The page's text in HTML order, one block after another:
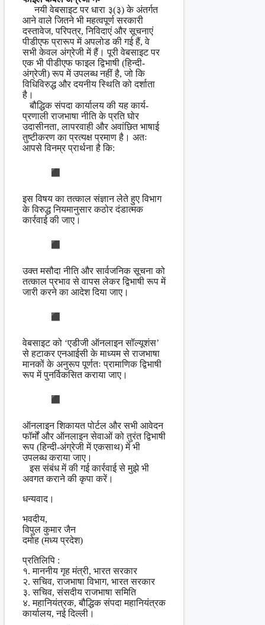
नयी वेबसाइट पर धारा ३(३) के अंतर्गत
आने वाले जितने भी महत्वपूर्ण सरकारी
दस्तावेज, परिपत्र, निविदाएं और सूचनाएं
पीडीएफ प्रारूप में अपलोड की गई हैं, वे
सभी केवल अंग्रेजी में हैं। पूरी वेबसाइट पर
एक भी पीडीएफ फाइल द्विभाषी (हिन्दी-
अंग्रेजी) रूप में उपलब्ध नहीं है, जो कि
विधिविरुद्ध और दयनीय स्थिति को दर्शाता
है।
बौद्धिक संपदा कार्यालय की यह कार्य-
प्रणाली राजभाषा नीति के प्रति घोर
उदासीनता, लापरवाही और अवांछित भाषाई
तुष्टीकरण का प्रत्यक्ष प्रमाण है। अतः
आपसे विनम्र प्रार्थना है कि:
इस विषय का तत्काल संज्ञान लेते हुए विभाग
के विरुद्ध नियमानुसार कठोर दंडात्मक
कार्रवाई की जाए।
उक्त मसौदा नीति और सार्वजनिक सूचना को
तत्काल प्रभाव से वापस लेकर द्विभाषी रूप में
जारी करने का आदेश दिया जाए।
वेबसाइट को ‘एडीजी ऑनलाइन सॉल्यूशंस’
से हटाकर एनआईसी के माध्यम से राजभाषा
मानकों के अनुरूप पूर्णतः प्रामाणिक द्विभाषी
रूप में पुनर्विकसित कराया जाए।
ऑनलाइन शिकायत पोर्टल और सभी आवेदन
फॉर्मों और ऑनलाइन सेवाओं को तुरंत द्विभाषी
रूप (हिन्दी-अंग्रेजी में एकसाथ) में भी
उपलब्ध कराया जाए।
इस संबंध में की गई कार्रवाई से मुझे भी
अवगत कराने की कृपा करें।
धन्यवाद।
भवदीय,
विपुल कुमार जैन
दमोह (मध्य प्रदेश)
प्रतिलिपि :
१. माननीय गृह मंत्री, भारत सरकार
२. सचिव, राजभाषा विभाग, भारत सरकार
३. सचिव, संसदीय राजभाषा समिति
४. महानियंत्रक, बौद्धिक संपदा महानियंत्रक
कार्यालय, नई दिल्ली।